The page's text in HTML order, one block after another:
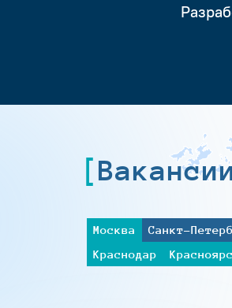
Москва Санкт-
Краснодар